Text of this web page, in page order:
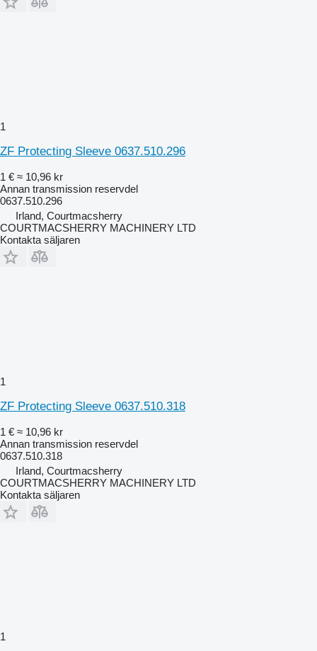
1
ZF Protecting Sleeve 0637.510.296
1 € ≈ 10,96 kr
Annan transmission reservdel
0637.510.296
Irland, Courtmacsherry
COURTMACSHERRY MACHINERY LTD
Kontakta säljaren
1
ZF Protecting Sleeve 0637.510.318
1 € ≈ 10,96 kr
Annan transmission reservdel
0637.510.318
Irland, Courtmacsherry
COURTMACSHERRY MACHINERY LTD
Kontakta säljaren
1